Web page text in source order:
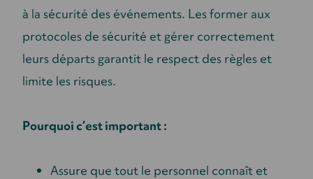
à la sécurité des événements. Les former aux
protocoles de sécurité et gérer correctement
leurs départs garantit le respect des règles et
limite les risques.
Pourquoi c’est important :
Assure que tout le personnel connaît et